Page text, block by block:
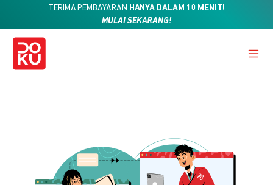
TERIMA PEMBAYARAN HANYA DALAM 10 MENIT!
MULAI SEKARANG!